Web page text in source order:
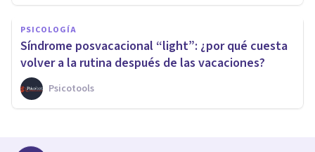
PSICOLOGÍA
Síndrome posvacacional “light”: ¿por qué cuesta
volver a la rutina después de las vacaciones?
Psicotools